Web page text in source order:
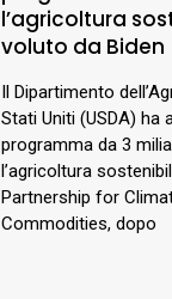
l’agricoltura
voluto da Biden
Il Dipartimento
Stati Uniti (USDA) ha
programma da 3
l’agricoltura
Partnership for
Commodities, dopo